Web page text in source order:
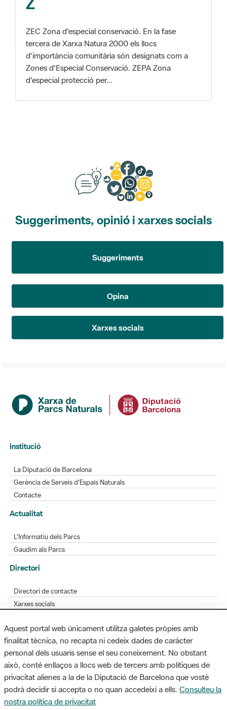
tercera de Xarxa Natura 2000 els llocs
Zones d'Especial Conservació. ZEPA Zona
d'especial protecció per...
Suggeriments, opinió i xarxes socials
Suggeriments
Opina
Xarxes socials
Institució
Gerència de Serveis d'Espais Naturals
Actualitat
L'Informatiu dels Parcs
Gaudim als Parcs
Directori de contacte
Xarxes socials
Bústia de suggeriments
Opineu sobre els parcs
MAPA WEB AVÍS LEGAL ACCESSIBILITAT
Diputació de Barcelona. Edifici Llacuna, 1a planta. Badajoz, 49. 08005
Barcelona. Tel. 934 022 428 / xarxaparcs@diba.cat
Aquest portal web únicament utilitza galetes pròpies amb
finalitat tècnica, no recapta ni cedeix dades de caràcter
personal dels usuaris sense el seu coneixement. No obstant
això, conté enllaços a llocs web de tercers amb polítiques de
privacitat alienes a la de la Diputació de Barcelona que vostè
podrà decidir si accepta o no quan accedeixi a ells. Consulteu la
nostra política de privacitat